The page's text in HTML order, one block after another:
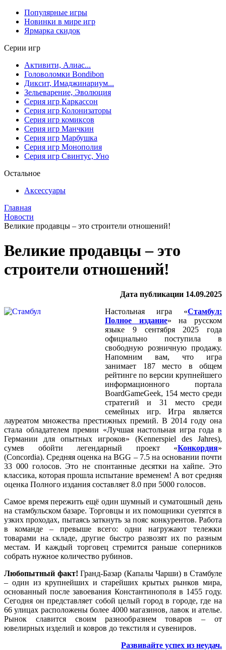
Популярные игры
Новинки в мире игр
Ярмарка скидок
Серии игр
Активити, Алиас...
Головоломки Bondibon
Диксит, Имаджинариум...
Зельеварение, Эволюция
Серия игр Каркассон
Серия игр Колонизаторы
Серия игр комиксов
Серия игр Манчкин
Серия игр Марбушка
Серия игр Монополия
Серия игр Свинтус, Уно
Остальное
Аксессуары
Главная
Новости
Великие продавцы – это строители отношений!
Великие продавцы – это
строители отношений!
Дата публикации 14.09.2025
Настольная игра «Стамбул:
Полное издание» на русском
языке 9 сентября 2025 года
официально поступила в
свободную розничную продажу.
Напомним вам, что игра
занимает 187 место в общем
рейтинге по версии крупнейшего
информационного портала
BoardGameGeek, 154 место среди
стратегий и 31 место среди
семейных игр. Игра является
лауреатом множества престижных премий. В 2014 году она
стала обладателем премии «Лучшая настольная игра года в
Германии для опытных игроков» (Kennerspiel des Jahres),
сумев обойти легендарный проект «Конкордия»
(Concordia). Средняя оценка на BGG – 7.5 на основании почти
33 000 голосов. Это не спонтанные десятки на хайпе. Это
классика, которая прошла испытание временем! А вот средняя
оценка Полного издания составляет 8.0 при 5000 голосов.
Самое время пережить ещё один шумный и суматошный день
на стамбульском базаре. Торговцы и их помощники суетятся в
узких проходах, пытаясь заткнуть за пояс конкурентов. Работа
в команде – превыше всего: одни нагружают тележки
товарами на складе, другие быстро развозят их по разным
местам. И каждый торговец стремится раньше соперников
собрать нужное количество рубинов.
Любопытный факт! Гранд-Базар (Капалы Чарши) в Стамбуле
– один из крупнейших и старейших крытых рынков мира,
основанный после завоевания Константинополя в 1455 году.
Сегодня он представляет собой целый город в городе, где на
66 улицах расположены более 4000 магазинов, лавок и ателье.
Рынок славится своим разнообразием товаров – от
ювелирных изделий и ковров до текстиля и сувениров.
Развивайте успех из неудач.